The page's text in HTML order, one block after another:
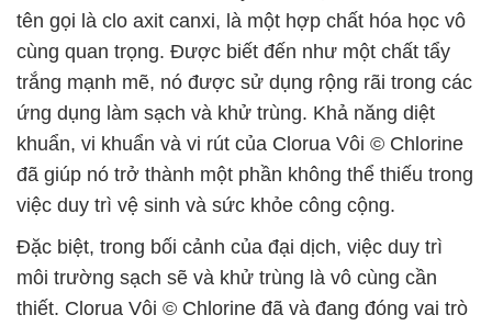
tên gọi là clo axit canxi, là một hợp chất hóa học vô
cùng quan trọng. Được biết đến như một chất tẩy
trắng mạnh mẽ, nó được sử dụng rộng rãi trong các
ứng dụng làm sạch và khử trùng. Khả năng diệt
khuẩn, vi khuẩn và vi rút của Clorua Vôi © Chlorine
đã giúp nó trở thành một phần không thể thiếu trong
việc duy trì vệ sinh và sức khỏe công cộng.
Đặc biệt, trong bối cảnh của đại dịch, việc duy trì
môi trường sạch sẽ và khử trùng là vô cùng cần
thiết. Clorua Vôi © Chlorine đã và đang đóng vai trò